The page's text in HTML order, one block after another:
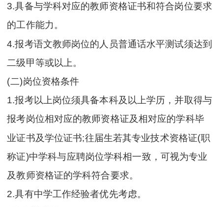
3.具备与学科对应的教师资格证书和符合岗位要求
的工作能力。
4.报考语文教师岗位的人员普通话水平测试须达到
二级甲等或以上。
(二)岗位资格条件
1.报考以上岗位须具备本科及以上学历，并取得与
报考岗位相对应的教师资格证及相对应的学科毕
业证书及学位证书;往届生若其专业技术资格证(职
称证)中学科与应聘岗位学科相一致，可视为专业
及教师资格证的学科符合要求。
2.具有中学工作经验者优先考虑。